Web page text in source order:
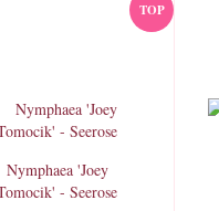
TOP
Nymphaea 'Joey
- Seerose